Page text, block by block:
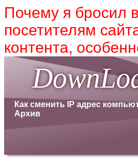
Почему я бросил
посетителям
контента,
Как сменить IP адрес
Архив